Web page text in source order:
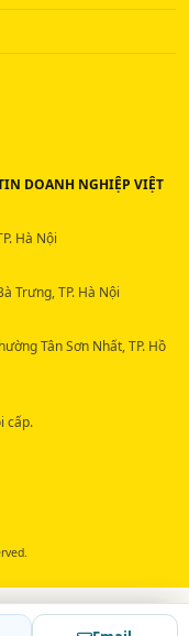
DOANH NGHIỆP VIỆT
Hà Nội
Trưng, TP. Hà Nội
Tân Sơn Nhất, TP. Hồ
cấp.